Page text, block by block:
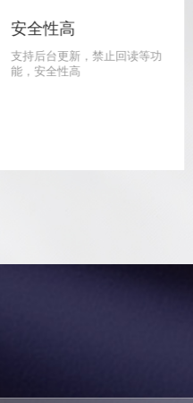
安全性高
支持后台更新，禁止回读等功
能，安全性高